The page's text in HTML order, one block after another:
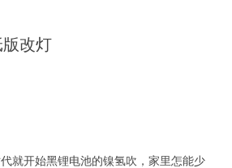
改灯
就开始黑锂电池的镍氢吹，家里怎能少